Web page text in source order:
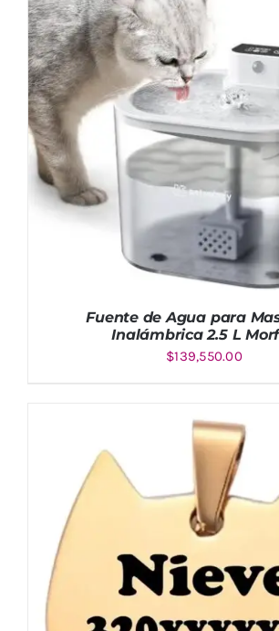
AÑADIR AL CARRITO /
AÑADIR AL CARRITO /
Fuente de Agua para
Inalámbrica 2.5 L
$139,550.00